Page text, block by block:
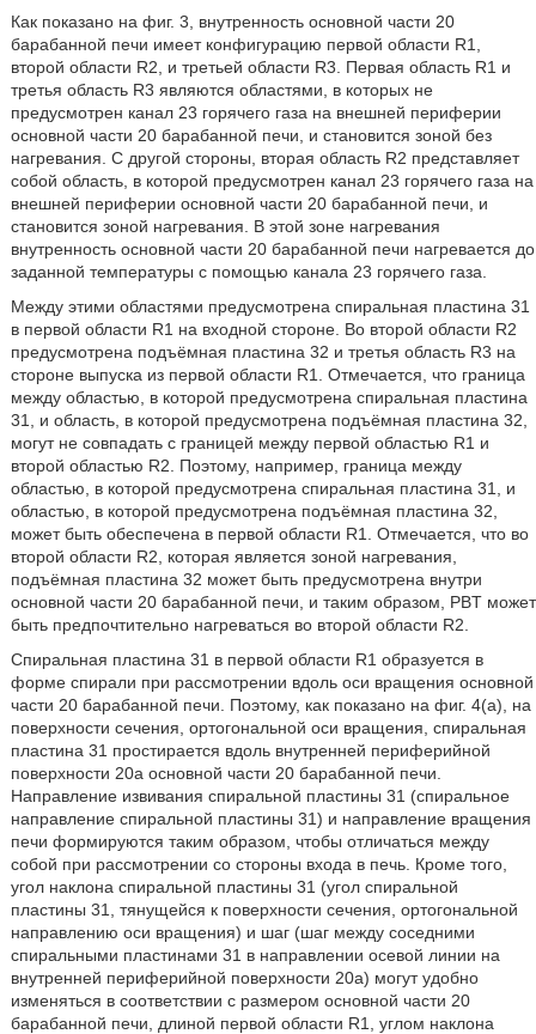
Как показано на фиг. 3, внутренность основной части 20
барабанной печи имеет конфигурацию первой области R1,
второй области R2, и третьей области R3. Первая область R1 и
третья область R3 являются областями, в которых не
предусмотрен канал 23 горячего газа на внешней периферии
основной части 20 барабанной печи, и становится зоной без
нагревания. С другой стороны, вторая область R2 представляет
собой область, в которой предусмотрен канал 23 горячего газа на
внешней периферии основной части 20 барабанной печи, и
становится зоной нагревания. В этой зоне нагревания
внутренность основной части 20 барабанной печи нагревается до
заданной температуры с помощью канала 23 горячего газа.
Между этими областями предусмотрена спиральная пластина 31
в первой области R1 на входной стороне. Во второй области R2
предусмотрена подъёмная пластина 32 и третья область R3 на
стороне выпуска из первой области R1. Отмечается, что граница
между областью, в которой предусмотрена спиральная пластина
31, и область, в которой предусмотрена подъёмная пластина 32,
могут не совпадать с границей между первой областью R1 и
второй областью R2. Поэтому, например, граница между
областью, в которой предусмотрена спиральная пластина 31, и
областью, в которой предусмотрена подъёмная пластина 32,
может быть обеспечена в первой области R1. Отмечается, что во
второй области R2, которая является зоной нагревания,
подъёмная пластина 32 может быть предусмотрена внутри
основной части 20 барабанной печи, и таким образом, PBT может
быть предпочтительно нагреваться во второй области R2.
Спиральная пластина 31 в первой области R1 образуется в
форме спирали при рассмотрении вдоль оси вращения основной
части 20 барабанной печи. Поэтому, как показано на фиг. 4(a), на
поверхности сечения, ортогональной оси вращения, спиральная
пластина 31 простирается вдоль внутренней периферийной
поверхности 20a основной части 20 барабанной печи.
Направление извивания спиральной пластины 31 (спиральное
направление спиральной пластины 31) и направление вращения
печи формируются таким образом, чтобы отличаться между
собой при рассмотрении со стороны входа в печь. Кроме того,
угол наклона спиральной пластины 31 (угол спиральной
пластины 31, тянущейся к поверхности сечения, ортогональной
направлению оси вращения) и шаг (шаг между соседними
спиральными пластинами 31 в направлении осевой линии на
внутренней периферийной поверхности 20a) могут удобно
изменяться в соответствии с размером основной части 20
барабанной печи, длиной первой области R1, углом наклона